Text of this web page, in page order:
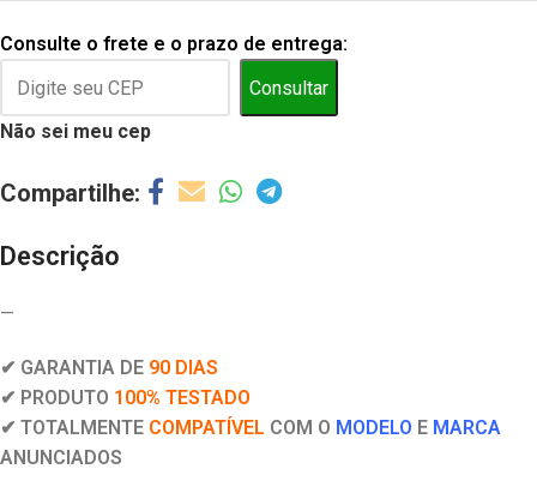
Consulte o frete e o prazo de entrega:
Consultar
Não sei meu cep
Descrição
—
✔ GARANTIA DE 90 DIAS
✔ PRODUTO 100% TESTADO
✔ TOTALMENTE COMPATÍVEL COM O MODELO E MARCA
ANUNCIADOS